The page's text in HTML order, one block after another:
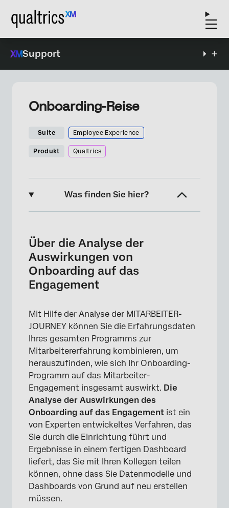
Support
Onboarding-Reise
Suite Employee Experience
Produkt Qualtrics
Was finden Sie hier?
Erforderliche Projekte
Erstellen des Projekts
Dashboard
Über die Analyse der
Auswirkungen von
Onboarding auf das
Engagement
Mit Hilfe der Analyse der MITARBEITER-
JOURNEY können Sie die Erfahrungsdaten
Ihres gesamten Programms zur
Mitarbeitererfahrung kombinieren, um
herauszufinden, wie sich Ihr Onboarding-
Programm auf das Mitarbeiter-
Engagement insgesamt auswirkt. Die
Analyse der Auswirkungen des
Onboarding auf das Engagement ist ein
von Experten entwickeltes Verfahren, das
Sie durch die Einrichtung führt und
Ergebnisse in einem fertigen Dashboard
liefert, das Sie mit Ihren Kollegen teilen
können, ohne dass Sie Datenmodelle und
Dashboards von Grund auf neu erstellen
müssen.